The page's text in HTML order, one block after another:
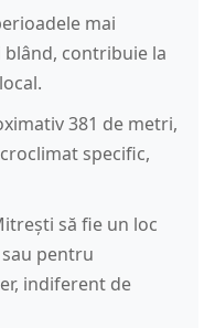
mai
contribuie la
381 de metri,
specific,
să fie un loc
pentru
indiferent de